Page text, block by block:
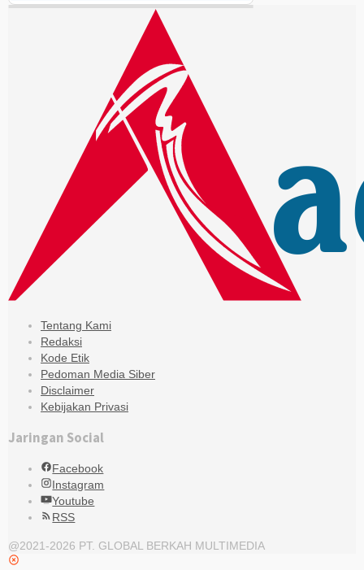
Tentang Kami
Redaksi
Kode Etik
Pedoman Media Siber
Disclaimer
Kebijakan Privasi
Jaringan Social
Facebook
Instagram
Youtube
RSS
@2021-2026 PT. GLOBAL BERKAH MULTIMEDIA